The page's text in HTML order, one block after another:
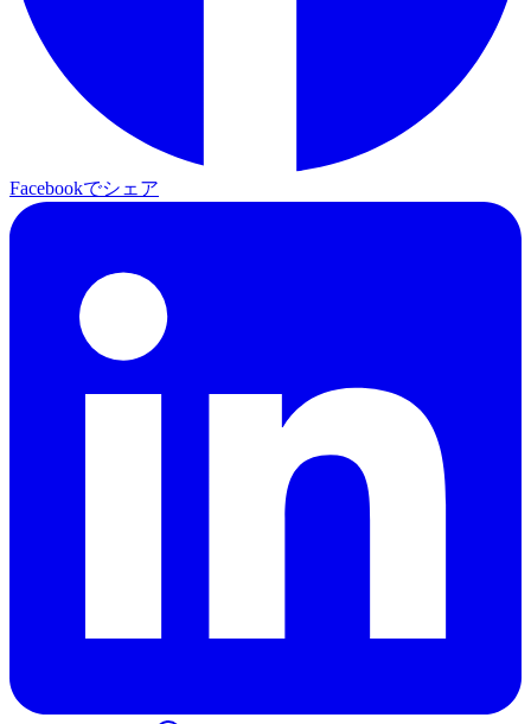
Facebookでシェア